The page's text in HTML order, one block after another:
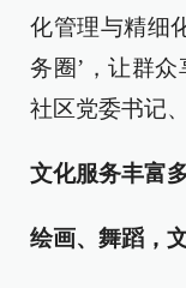
化管理与精细
务圈’，让群众
社区党委书记
文化服务丰富
绘画、舞蹈，